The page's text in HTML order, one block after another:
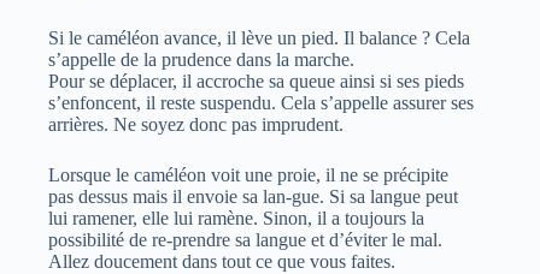
Si le caméléon avance, il lève un pied. Il balance ? Cela
s’appelle de la prudence dans la marche.
Pour se déplacer, il accroche sa queue ainsi si ses pieds
s’enfoncent, il reste suspendu. Cela s’appelle assurer ses
arrières. Ne soyez donc pas imprudent.
Lorsque le caméléon voit une proie, il ne se précipite
pas dessus mais il envoie sa lan-gue. Si sa langue peut
lui ramener, elle lui ramène. Sinon, il a toujours la
possibilité de re-prendre sa langue et d’éviter le mal.
Allez doucement dans tout ce que vous faites.